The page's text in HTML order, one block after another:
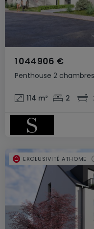
Penthouse 2 chambres
1 044 906 €
114 m² 2
EXCLUSIVITÉ ATHOME